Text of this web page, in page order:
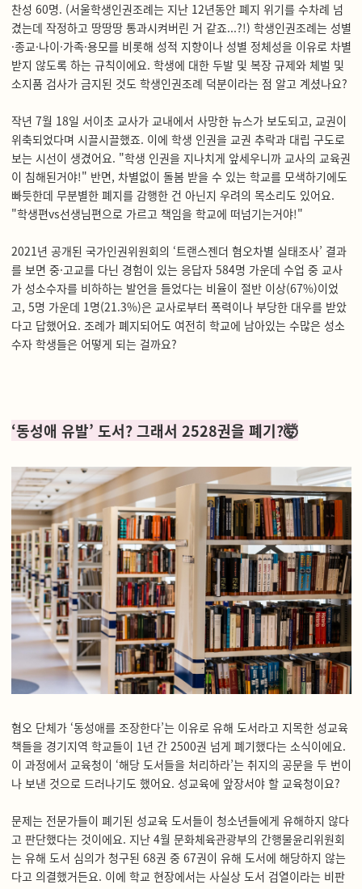
찬성 60명. (서울학생인권조례는 지난 12년동안 폐지 위기를 수차례 넘
겼는데 작정하고 땅땅땅 통과시켜버린 거 같죠...?!) 학생인권조례는 성별
·종교·나이·가족·용모를 비롯해 성적 지향이나 성별 정체성을 이유로 차별
받지 않도록 하는 규칙이에요. 학생에 대한 두발 및 복장 규제와 체벌 및
소지품 검사가 금지된 것도 학생인권조례 덕분이라는 점 알고 계셨나요?
작년 7월 18일 서이초 교사가 교내에서 사망한 뉴스가 보도되고, 교권이
위축되었다며 시끌시끌했죠. 이에 학생 인권을 교권 추락과 대립 구도로
보는 시선이 생겼어요. "학생 인권을 지나치게 앞세우니까 교사의 교육권
이 침해된거야!" 반면, 차별없이 돌봄 받을 수 있는 학교를 모색하기에도
빠듯한데 무분별한 폐지를 감행한 건 아닌지 우려의 목소리도 있어요.
"학생편vs선생님편으로 가르고 책임을 학교에 떠넘기는거야!"
2021년 공개된 국가인권위원회의 ‘트랜스젠더 혐오차별 실태조사’ 결과
를 보면 중·고교를 다닌 경험이 있는 응답자 584명 가운데 수업 중 교사
가 성소수자를 비하하는 발언을 들었다는 비율이 절반 이상(67%)이었
고, 5명 가운데 1명(21.3%)은 교사로부터 폭력이나 부당한 대우를 받았
다고 답했어요. 조례가 폐지되어도 여전히 학교에 남아있는 수많은 성소
수자 학생들은 어떻게 되는 걸까요?
‘동성애 유발’ 도서? 그래서 2528권을 폐기?🤯
혐오 단체가 ‘동성애를 조장한다’는 이유로 유해 도서라고 지목한 성교육
책들을 경기지역 학교들이 1년 간 2500권 넘게 폐기했다는 소식이에요.
이 과정에서 교육청이 ‘해당 도서들을 처리하라’는 취지의 공문을 두 번이
나 보낸 것으로 드러나기도 했어요. 성교육에 앞장서야 할 교육청이요?
문제는 전문가들이 폐기된 성교육 도서들이 청소년들에게 유해하지 않다
고 판단했다는 것이에요. 지난 4월 문화체육관광부의 간행물윤리위원회
는 유해 도서 심의가 청구된 68권 중 67권이 유해 도서에 해당하지 않는
다고 의결했거든요. 이에 학교 현장에서는 사실상 도서 검열이라는 비판